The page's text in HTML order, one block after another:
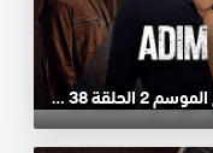
مسلسل اسمي فرح مدبلج الموسم 2 الحلقة 38 HD